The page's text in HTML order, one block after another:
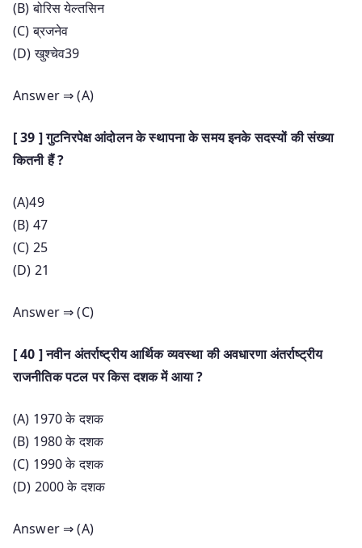
(B) बोरिस येल्तसिन
(C) ब्रजनेव
(D) खुश्चेव39
Answer ⇒ (A)
[ 39 ] गुटनिरपेक्ष आंदोलन के स्थापना के समय इनके सदस्यों की संख्या
कितनी हैं ?
(A)49
(B) 47
(C) 25
(D) 21
Answer ⇒ (C)
[ 40 ] नवीन अंतर्राष्ट्रीय आर्थिक व्यवस्था की अवधारणा अंतर्राष्ट्रीय
राजनीतिक पटल पर किस दशक में आया ?
(A) 1970 के दशक
(B) 1980 के दशक
(C) 1990 के दशक
(D) 2000 के दशक
Answer ⇒ (A)